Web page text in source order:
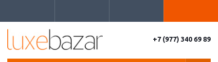
+7 (977) 340 69 89